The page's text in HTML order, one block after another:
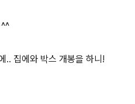
.. 집에와 박스 개봉을 하니!